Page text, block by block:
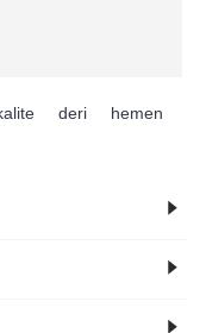
deri hemen